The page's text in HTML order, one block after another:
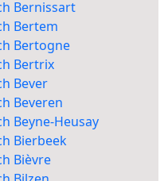
Bernissart
Bertem
Bertogne
Bertrix
Bever
Beveren
Beyne-Heusay
Bierbeek
Bièvre